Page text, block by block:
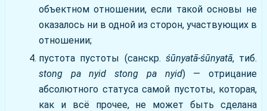
объектном отношении, если такой основы не
оказалось ни в одной из сторон, участвующих в
отношении;
пустота пустоты (санскр. śūnyatā-śūnyatā, тиб.
stong pa nyid stong pa nyid) — отрицание
абсолютного статуса самой пустоты, которая,
как и всё прочее, не может быть сделана